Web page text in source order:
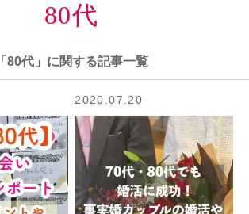
80代
「80代」に関する記事一覧
2020.07.20